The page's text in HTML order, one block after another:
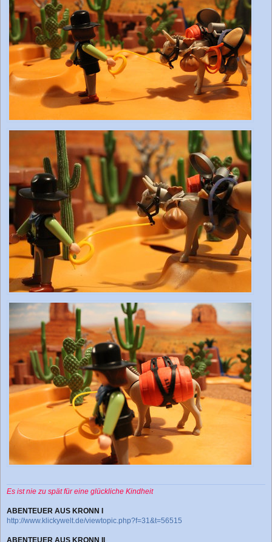
Es ist nie zu spät für eine glückliche Kindheit
ABENTEUER AUS KRONN I
http://www.klickywelt.de/viewtopic.php?f=31&t=56515
ABENTEUER AUS KRONN II